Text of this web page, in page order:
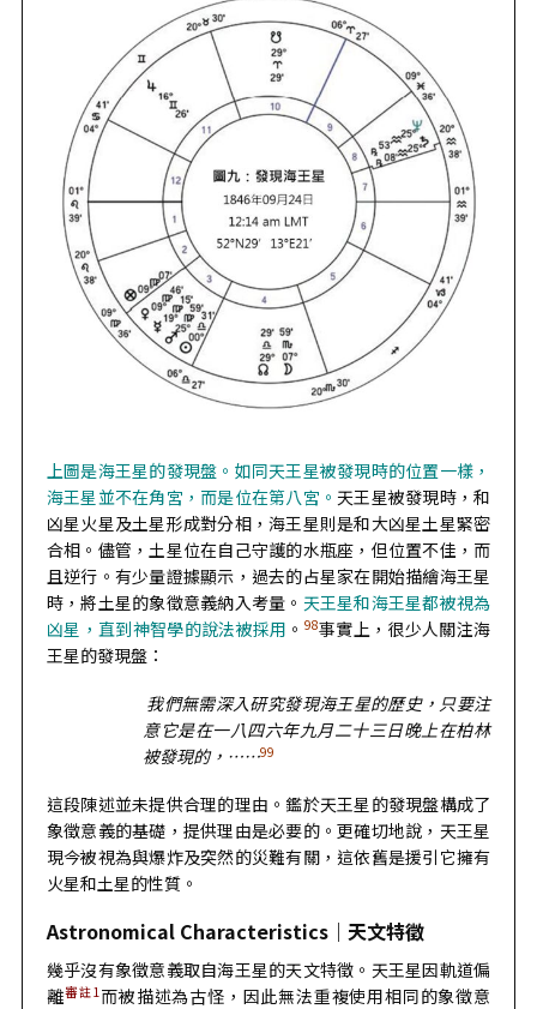
上圖是海王星的發現盤。如同天王星被發現時的位置一樣，
海王星並不在角宮，而是位在第八宮。 天王星被發現時，和
凶星火星及土星形成對分相，海王星則是和大凶星土星緊密
合相。儘管，土星位在自己守護的水瓶座，但位置不佳，而
且逆行。有少量證據顯示，過去的占星家在開始描繪海王星
時，將土星的象徵意義納入考量。 天王星和海王星都被視為
凶星，直到神智學的說法被採用 。 98事實上，很少人關注海
王星的發現盤：
我們無需深入研究發現海王星的歷史，只要注
意它是在一八四六年九月二十三日晚上在柏林
被發現的，……99
這段陳述並未提供合理的理由。鑑於天王星的發現盤構成了
象徵意義的基礎，提供理由是必要的。更確切地說，天王星
現今被視為與爆炸及突然的災難有關，這依舊是援引它擁有
火星和土星的性質。
Astronomical Characteristics｜ 天文特徵
幾乎沒有象徵意義取自海王星的天文特徵。天王星因軌道偏
離審註1 而被描述為古怪，因此無法重複使用相同的象徵意